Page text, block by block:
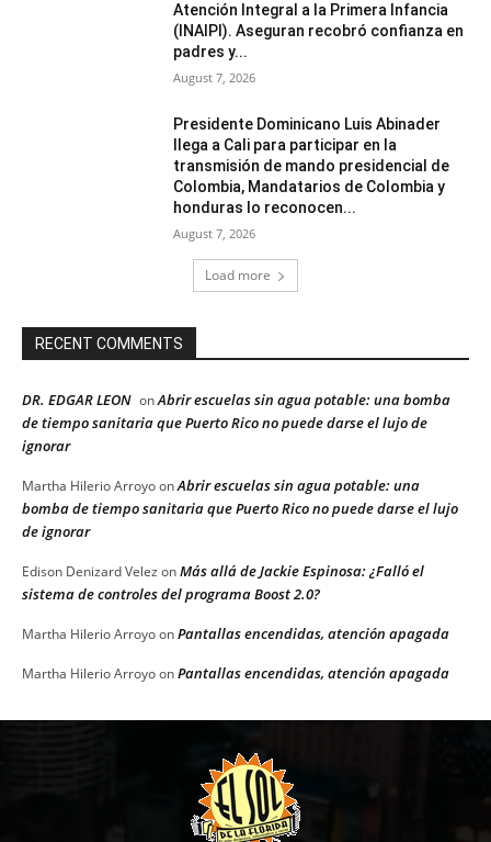
Atención Integral a la Primera Infancia
(INAIPI). Aseguran recobró confianza en
padres y...
August 7, 2026
Presidente Dominicano Luis Abinader
llega a Cali para participar en la
transmisión de mando presidencial de
Colombia, Mandatarios de Colombia y
honduras lo reconocen...
August 7, 2026
Load more
RECENT COMMENTS
DR. EDGAR LEON onAbrir escuelas sin agua potable: una bomba
de tiempo sanitaria que Puerto Rico no puede darse el lujo de
ignorar
Martha Hilerio ArroyoonAbrir escuelas sin agua potable: una
bomba de tiempo sanitaria que Puerto Rico no puede darse el lujo
de ignorar
Edison Denizard Velez onMás allá de Jackie Espinosa: ¿Falló el
sistema de controles del programa Boost 2.0?
Martha Hilerio ArroyoonPantallas encendidas, atención apagada
Martha Hilerio ArroyoonPantallas encendidas, atención apagada